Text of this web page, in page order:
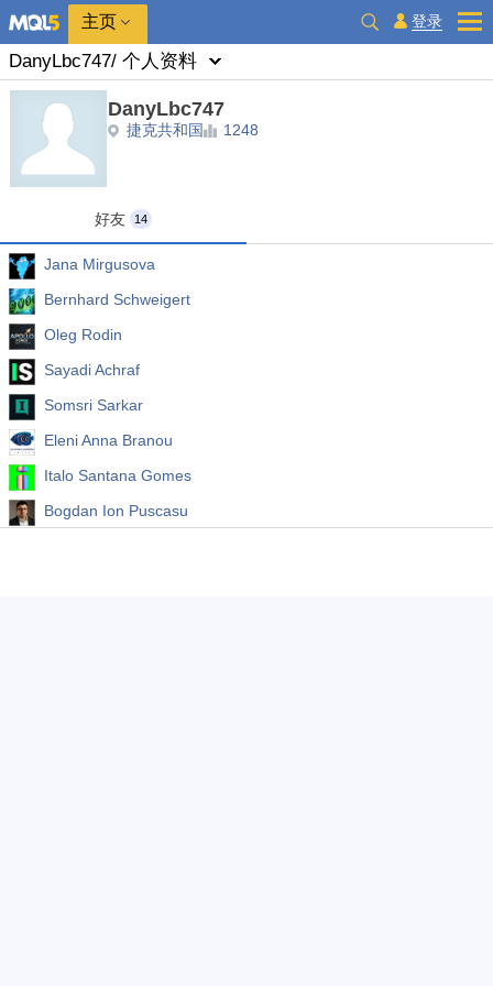
主页 登录
DanyLbc747/ 个人资料
DanyLbc747
捷克共和国 1248
好友 14
Jana Mirgusova
Bernhard Schweigert
Oleg Rodin
Sayadi Achraf
Somsri Sarkar
Eleni Anna Branou
Italo Santana Gomes
Bogdan Ion Puscasu